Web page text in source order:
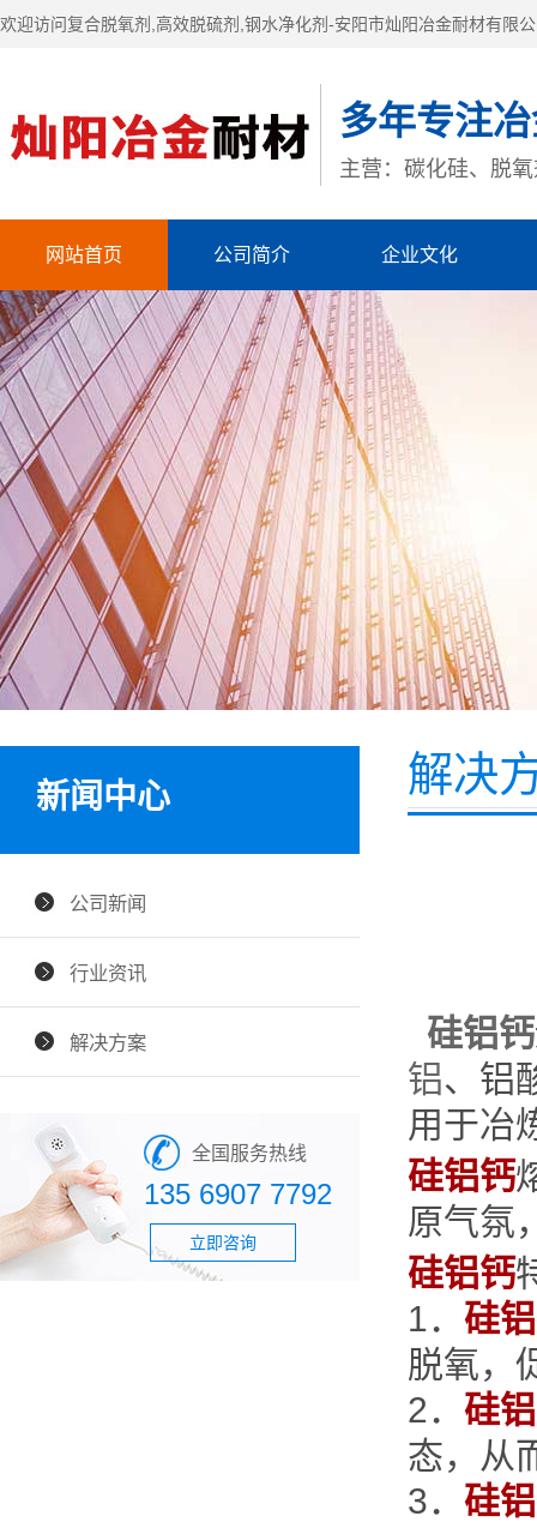
欢迎访问复合脱氧剂,高效脱硫剂,钢水净化剂-安阳市灿阳冶金耐材有限
多年专注
主营：碳化硅、脱
网站首页 公司简介 企业文化
新闻中心
公司新闻
行业资讯
解决方案
全国服务热线
135 6907 7792
立即咨询
解决
硅铝钙
铝、铝
用于冶
硅铝钙
原气氛
硅铝钙
1． 硅
脱氧，
2． 硅
态，从
3． 硅